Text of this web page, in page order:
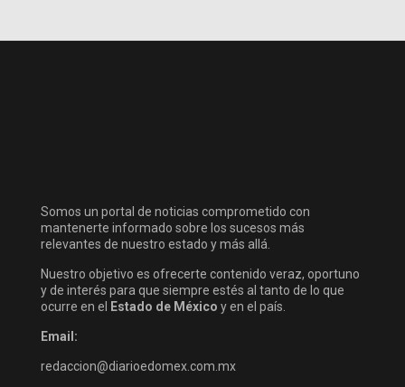
Somos un portal de noticias comprometido con
mantenerte informado sobre los sucesos más
relevantes de nuestro estado y más allá.
Nuestro objetivo es ofrecerte contenido veraz, oportuno
y de interés para que siempre estés al tanto de lo que
ocurre en el
Estado de México y en el país.
Email:
redaccion@diarioedomex.com.mx